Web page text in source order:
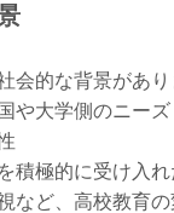
会的な背景があり
や大学側のニーズ
極的に受け入れ
など、高校教育の